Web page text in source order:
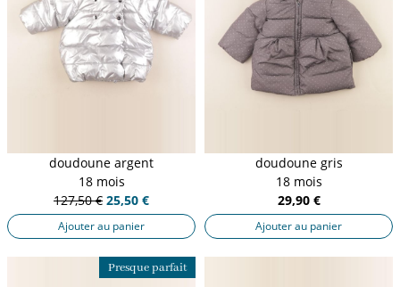
doudoune argent
18 mois
127,50 € 25,50 €
Ajouter au panier
doudoune gris
18 mois
29,90 €
Ajouter au panier
Presque parfait